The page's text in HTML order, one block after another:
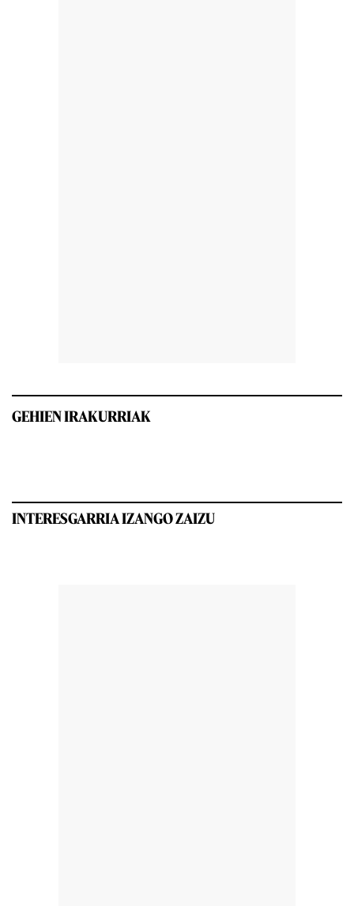
GEHIEN IRAKURRIAK
INTERESGARRIA IZANGO ZAIZU